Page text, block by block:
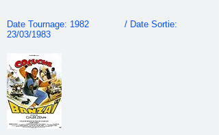
Date Tournage: 1982 / Date Sortie:
23/03/1983